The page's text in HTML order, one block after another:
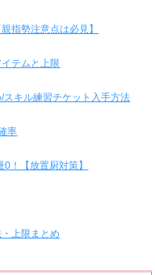
指勢注意点は必見】
テムと上限
キル練習チケット入手方法
率
！【放置厨対策】
上限まとめ